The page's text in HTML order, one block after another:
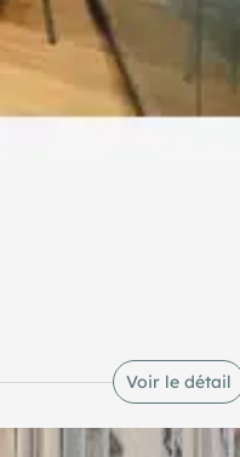
Voir le détail